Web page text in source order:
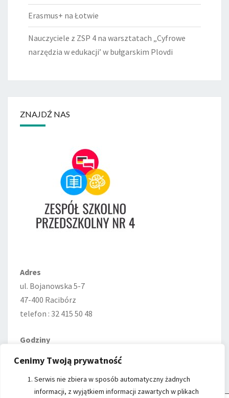
Cenimy Twoją prywatność
Serwis nie zbiera w sposób automatyczny żadnych
informacji, z wyjątkiem informacji zawartych w plikach
Erasmus+ na Łotwie
Nauczyciele z ZSP 4 na warsztatach „Cyfrowe
narzędzia w edukacji’ w bułgarskim Plovdi
ZNAJDŹ NAS
Adres
ul. Bojanowska 5-7
47-400 Racibórz
telefon : 32 415 50 48
Godziny
7:00–15:00